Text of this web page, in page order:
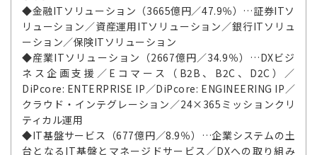
◆金融ITソリューション（3665億円／47.9％）…証券ITソ
リューション／資産運用ITソリューション／銀行ITソリュ
ーション／保険ITソリューション
◆産業ITソリューション（2667億円／34.9％）…DXビジ
ネス企画支援／Eコマース（B2B、B2C、D2C）／
DiPcore: ENTERPRISE IP／DiPcore: ENGINEERING IP／
クラウド・インテグレーション／24×365ミッションクリ
ティカル運用
◆IT基盤サービス（677億円／8.9％）…企業システムの土
台となるIT基盤とマネージドサービス／DXへの取り組み